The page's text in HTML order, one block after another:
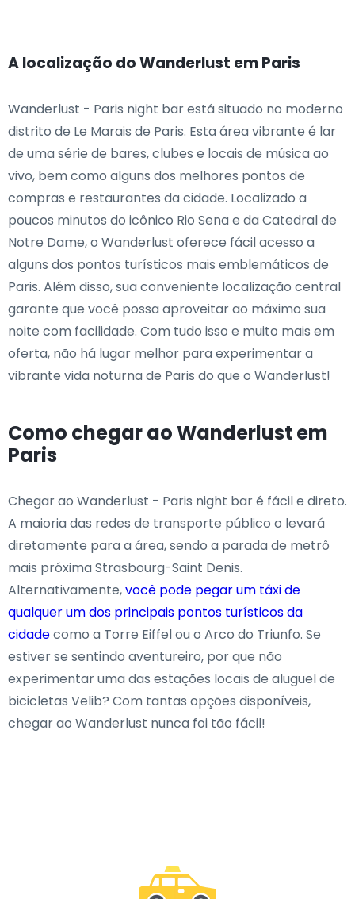
A localização do Wanderlust em Paris
Wanderlust - Paris night bar está situado no moderno
distrito de Le Marais de Paris. Esta área vibrante é lar
de uma série de bares, clubes e locais de música ao
vivo, bem como alguns dos melhores pontos de
compras e restaurantes da cidade. Localizado a
poucos minutos do icônico Rio Sena e da Catedral de
Notre Dame, o Wanderlust oferece fácil acesso a
alguns dos pontos turísticos mais emblemáticos de
Paris. Além disso, sua conveniente localização central
garante que você possa aproveitar ao máximo sua
noite com facilidade. Com tudo isso e muito mais em
oferta, não há lugar melhor para experimentar a
vibrante vida noturna de Paris do que o Wanderlust!
Como chegar ao Wanderlust em
Paris
Chegar ao Wanderlust - Paris night bar é fácil e direto.
A maioria das redes de transporte público o levará
diretamente para a área, sendo a parada de metrô
mais próxima Strasbourg-Saint Denis.
Alternativamente,você pode pegar um táxi de
qualquer um dos principais pontos turísticos da
cidadecomo a Torre Eiffel ou o Arco do Triunfo. Se
estiver se sentindo aventureiro, por que não
experimentar uma das estações locais de aluguel de
bicicletas Velib? Com tantas opções disponíveis,
chegar ao Wanderlust nunca foi tão fácil!